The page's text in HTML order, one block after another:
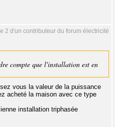
2 d'un contributeur du forum électricité
compte que l'installation est en
vous la valeur de la puissance
acheté la maison avec ce type
installation triphasée